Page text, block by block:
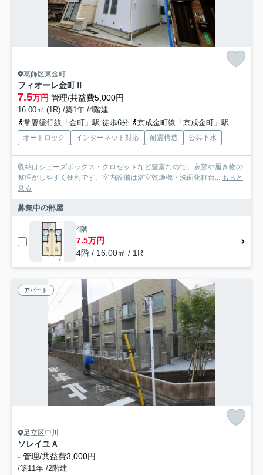
葛飾区東金町
フィオーレ金町Ⅱ
7.5万円 管理/共益費5,000円
16.00㎡ (1R) /築1年 /4階建
常磐緩行線「金町」駅 徒歩6分
京成金町線「京成金町」駅 徒歩9分
オートロック インターネット対応 耐震構造 公共下水
収納はシューズボックス・クロゼットなど豊富なので、衣類や履き物の
整理がしやすく便利です。室内設備は浴室乾燥機・洗面化粧台... もっと
見る
募集中の部屋
4階
7.5万円
4階 / 16.00㎡ / 1R
アパート
足立区中川
ソレイユＡ
- 管理/共益費3,000円
/築11年 /2階建